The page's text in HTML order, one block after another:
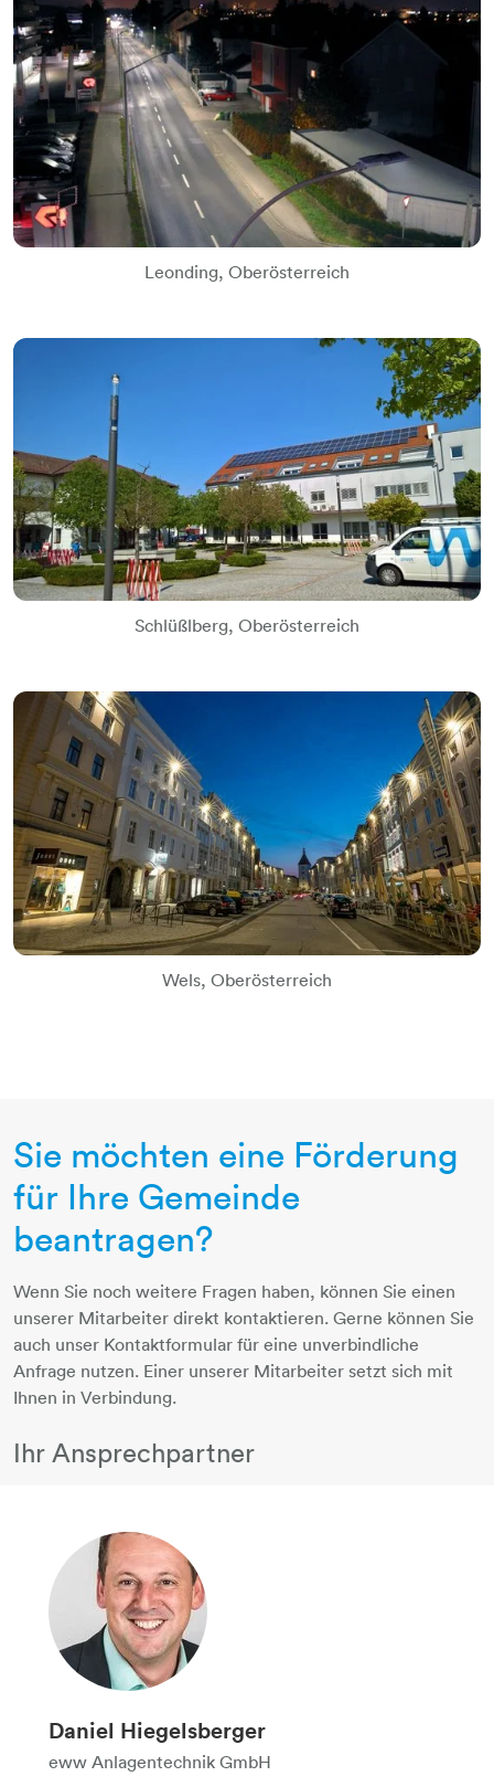
Leonding, Oberösterreich
Schlüßlberg, Oberösterreich
Wels, Oberösterreich
Sie möchten eine Förderung
für Ihre Gemeinde
beantragen?
Wenn Sie noch weitere Fragen haben, können Sie einen
unserer Mitarbeiter direkt kontaktieren. Gerne können Sie
auch unser Kontaktformular für eine unverbindliche
Anfrage nutzen. ​​​​​​​Einer unserer Mitarbeiter setzt sich mit
Ihnen in Verbindung.
Ihr Ansprechpartner
Daniel Hiegelsberger
eww Anlagentechnik GmbH